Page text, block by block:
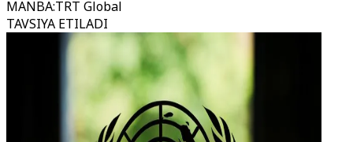
MANBA:TRT Global
TAVSIYA ETILADI